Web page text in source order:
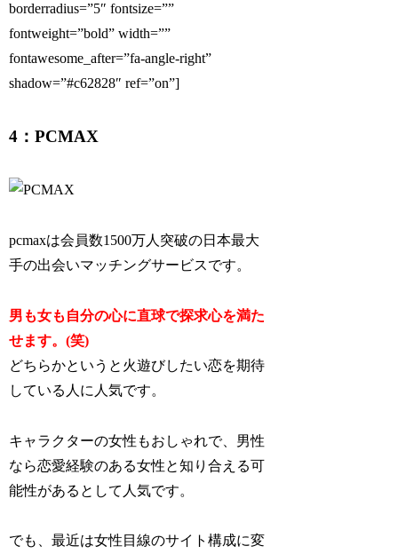
borderradius=”5″ fontsize=””
fontweight=”bold” width=””
fontawesome_after=”fa-angle-right”
shadow=”#c62828″ ref=”on”]
4：PCMAX
pcmaxは会員数1500万人突破の日本最大
手の出会いマッチングサービスです。
男も女も自分の心に直球で探求心を満た
せます。(笑)
どちらかというと火遊びしたい恋を期待
している人に人気です。
キャラクターの女性もおしゃれで、男性
なら恋愛経験のある女性と知り合える可
能性があるとして人気です。
でも、最近は女性目線のサイト構成に変